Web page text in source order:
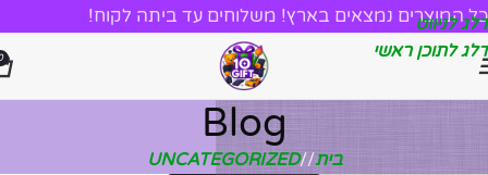
דלג לניווט
דלג לתוכן ראשי
כל המוצרים נמצאים בארץ! משלוחים עד ביתה לקוח!
Blog
בית/
UNCATEGORIZED